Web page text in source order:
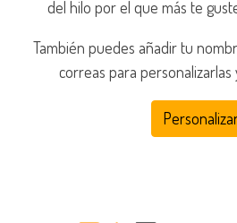
del hilo por el que más te
También puedes añadir tu
correas para personalizarlas